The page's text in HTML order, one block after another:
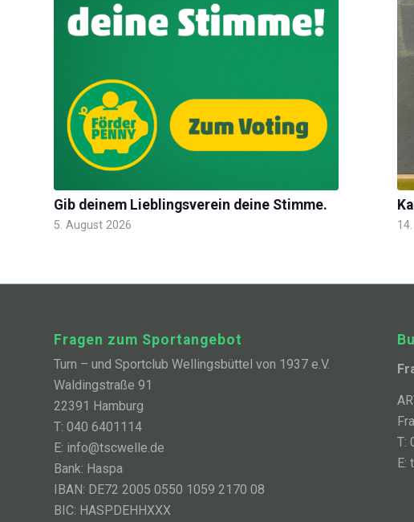
Gib deinem Lieblingsverein deine Stimme.
5. August 2026
Fragen zum Sportangebot
Turn – und Sportclub Wellingsbüttel von 1937 e.V.
Waldingstraße 91
22391 Hamburg
T: 040 6401114
E: info@tscwelle.de
Bank: Haspa
IBAN: DE72 2005 0550 1059 2170 08
BIC: HASPDEHHXXX
T:
E: